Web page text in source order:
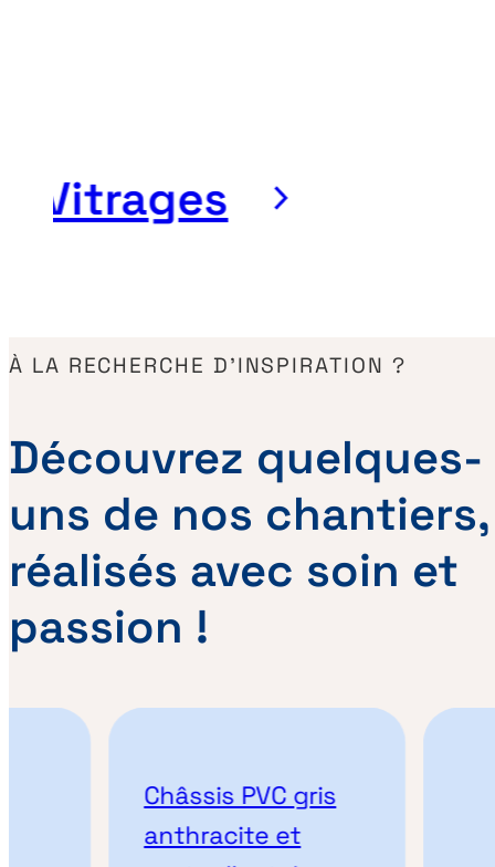
Vitrages
À LA RECHERCHE D’INSPIRATION ?
Découvrez quelques-
uns de nos chantiers,
réalisés avec soin et
passion !
Châssis PVC gris
anthracite et